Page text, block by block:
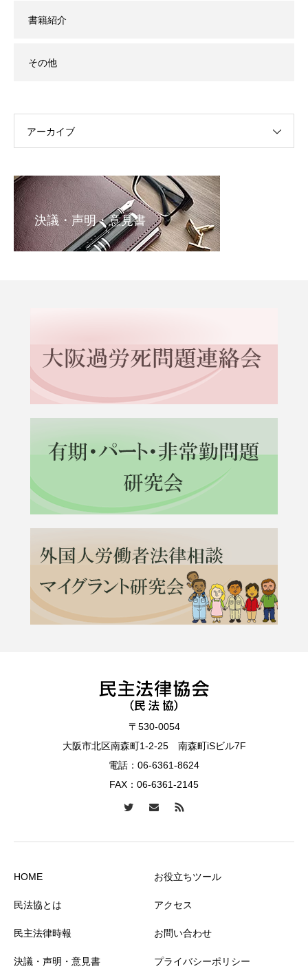
書籍紹介
その他
アーカイブ
決議・声明・意見書
〒530-0054
大阪市北区南森町1-2-25 南森町iSビル7F
電話： 06-6361-8624
FAX：06-6361-2145
HOME
民法協とは
民主法律時報
決議・声明・意見書
お役立ちツール
アクセス
お問い合わせ
プライバシーポリシー